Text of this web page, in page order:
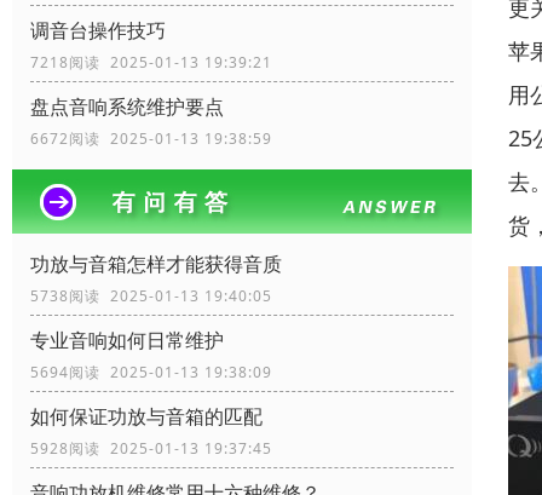
调音台操作技巧
7218阅读 2025-01-13 19:39:21
盘点音响系统维护要点
6672阅读 2025-01-13 19:38:59
功放与音箱怎样才能获得音质
5738阅读 2025-01-13 19:40:05
专业音响如何日常维护
5694阅读 2025-01-13 19:38:09
如何保证功放与音箱的匹配
5928阅读 2025-01-13 19:37:45
更
苹
用
25
去
货